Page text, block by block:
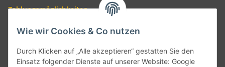
Zahlungsmöglichkeiten
Wie wir Cookies & Co nutzen
Durch Klicken auf „Alle akzeptieren“ gestatten Sie den
Einsatz folgender Dienste auf unserer Website: Google